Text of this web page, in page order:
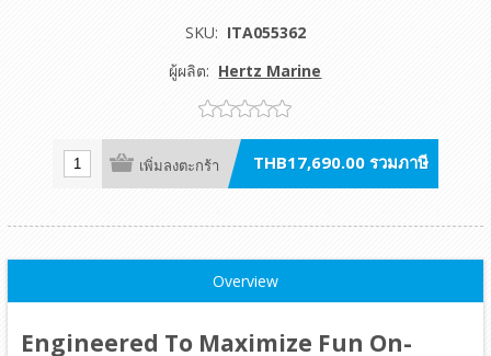
SKU: ITA055362
ผู้ผลิต: Hertz Marine
เพิ่มลงตะกร้า THB17,690.00 รวมภาษี
Overview
Engineered To Maximize Fun On-